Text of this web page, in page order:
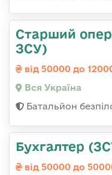
Старший
ЗСУ)
від 50000 до
Вся Україна
Батальйон
Бухгалтер
від 50000 до